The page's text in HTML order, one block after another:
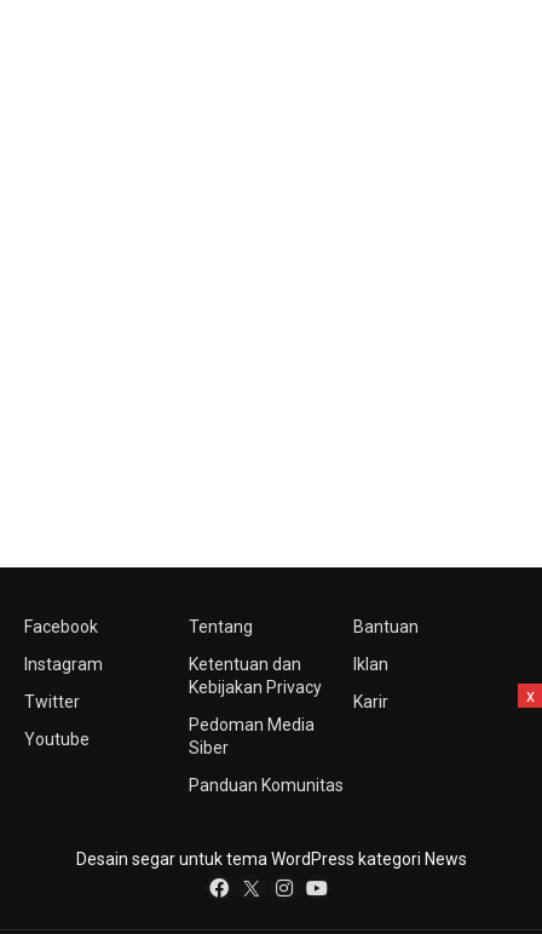
Facebook
Instagram
Twitter
Youtube
Tentang
Ketentuan dan
Kebijakan Privacy
Pedoman Media
Siber
Panduan Komunitas
Bantuan
Iklan
Karir
Desain segar untuk tema WordPress kategori News
x